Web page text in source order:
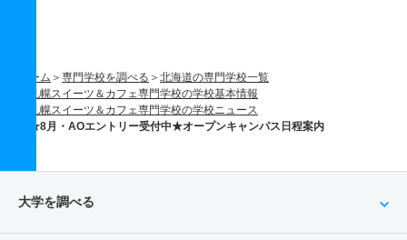
ホーム 専門学校を調べる
北海道の専門学校一覧
札幌スイーツ＆カフェ専門学校の学校基本情報
札幌スイーツ＆カフェ専門学校の学校ニュース
★8月・AOエントリー受付中★オープンキャンパス日程案内
大学を調べる